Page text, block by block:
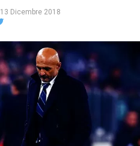
13 Dicembre 2018